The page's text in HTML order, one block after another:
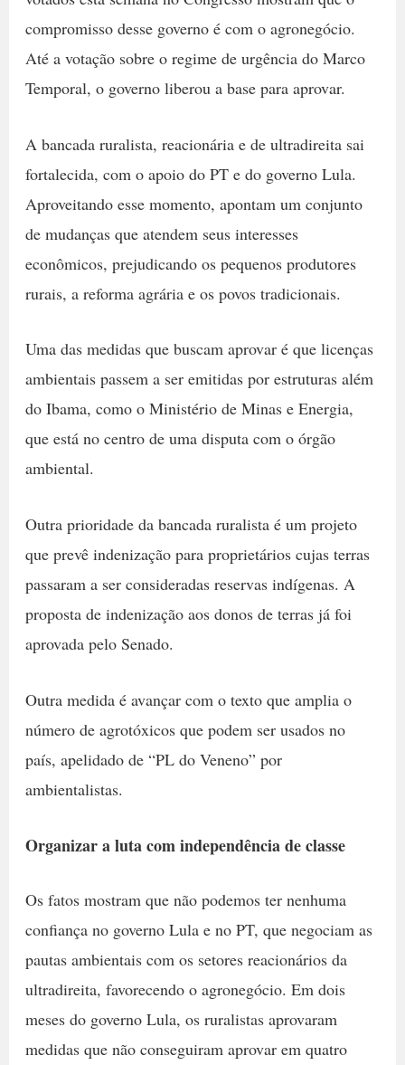
compromisso desse governo é com o agronegócio.
Até a votação sobre o regime de urgência do Marco
Temporal, o governo liberou a base para aprovar.
A bancada ruralista, reacionária e de ultradireita sai
fortalecida, com o apoio do PT e do governo Lula.
Aproveitando esse momento, apontam um conjunto
de mudanças que atendem seus interesses
econômicos, prejudicando os pequenos produtores
rurais, a reforma agrária e os povos tradicionais.
Uma das medidas que buscam aprovar é que licenças
ambientais passem a ser emitidas por estruturas além
do Ibama, como o Ministério de Minas e Energia,
que está no centro de uma disputa com o órgão
ambiental.
Outra prioridade da bancada ruralista é um projeto
que prevê indenização para proprietários cujas terras
passaram a ser consideradas reservas indígenas. A
proposta de indenização aos donos de terras já foi
aprovada pelo Senado.
Outra medida é avançar com o texto que amplia o
número de agrotóxicos que podem ser usados no
país, apelidado de “PL do Veneno” por
ambientalistas.
Organizar a luta com independência de classe
Os fatos mostram que não podemos ter nenhuma
confiança no governo Lula e no PT, que negociam as
pautas ambientais com os setores reacionários da
ultradireita, favorecendo o agronegócio. Em dois
meses do governo Lula, os ruralistas aprovaram
medidas que não conseguiram aprovar em quatro